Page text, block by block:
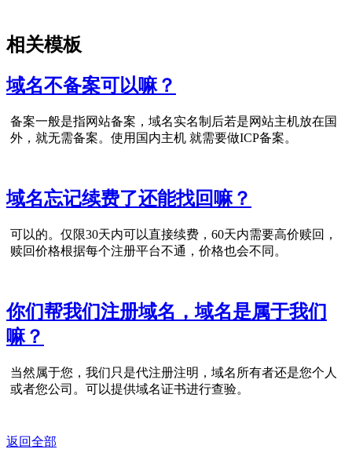
相关模板
域名不备案可以嘛？
备案一般是指网站备案，域名实名制后若是网站主机放在国
外，就无需备案。使用国内主机 就需要做ICP备案。
域名忘记续费了还能找回嘛？
可以的。仅限30天内可以直接续费，60天内需要高价赎回，
赎回价格根据每个注册平台不通，价格也会不同。
你们帮我们注册域名，域名是属于我们
嘛？
当然属于您，我们只是代注册注明，域名所有者还是您个人
或者您公司。可以提供域名证书进行查验。
返回全部